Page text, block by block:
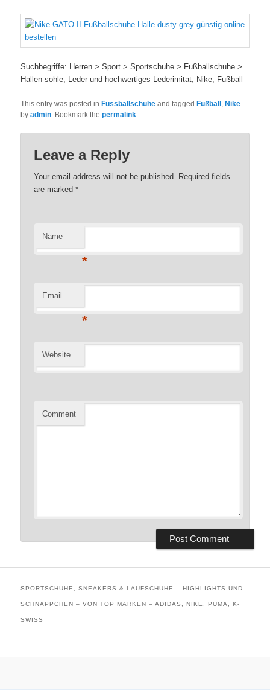
Suchbegriffe: Herren > Sport > Sportschuhe > Fußballschuhe >
Hallen-sohle, Leder und hochwertiges Lederimitat, Nike, Fußball
This entry was posted inFussballschuhe and taggedFußball,Nike
byadmin. Bookmark thepermalink.
Leave a Reply
Your email address will not be published. Required fields
are marked*
Name
*
Email
*
Website
Comment
SPORTSCHUHE, SNEAKERS & LAUFSCHUHE – HIGHLIGHTS UND
SCHNÄPPCHEN – VON TOP MARKEN – ADIDAS, NIKE, PUMA, K-
SWISS